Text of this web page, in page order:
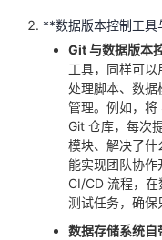
**数据版本控制工具
Git 与数据版本
工具，同样可
处理脚本、数
管理。例如，
Git 仓库，每次
模块、解决了什
能实现团队协
CI/CD 流程，
测试任务，确保
数据存储系统自